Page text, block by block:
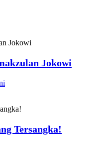
Jokowi
Tersangka!